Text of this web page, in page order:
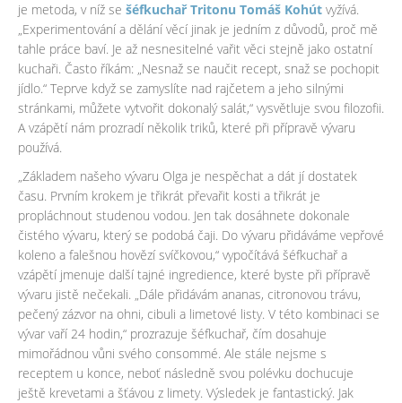
je metoda, v níž se šéfkuchař Tritonu Tomáš Kohút vyžívá.
„Experimentování a dělání věcí jinak je jedním z důvodů, proč mě
tahle práce baví. Je až nesnesitelné vařit věci stejně jako ostatní
kuchaři. Často říkám: „Nesnaž se naučit recept, snaž se pochopit
jídlo.“ Teprve když se zamyslíte nad rajčetem a jeho silnými
stránkami, můžete vytvořit dokonalý salát,“ vysvětluje svou filozofii.
A vzápětí nám prozradí několik triků, které při přípravě vývaru
používá.
„Základem našeho vývaru Olga je nespěchat a dát jí dostatek
času. Prvním krokem je třikrát převařit kosti a třikrát je
propláchnout studenou vodou. Jen tak dosáhnete dokonale
čistého vývaru, který se podobá čaji. Do vývaru přidáváme vepřové
koleno a falešnou hovězí svíčkovou,“ vypočítává šéfkuchař a
vzápětí jmenuje další tajné ingredience, které byste při přípravě
vývaru jistě nečekali. „Dále přidávám ananas, citronovou trávu,
pečený zázvor na ohni, cibuli a limetové listy. V této kombinaci se
vývar vaří 24 hodin,“ prozrazuje šéfkuchař, čím dosahuje
mimořádnou vůni svého consommé. Ale stále nejsme s
receptem u konce, neboť následně svou polévku dochucuje
ještě krevetami a šťávou z limety. Výsledek je fantastický. Jak